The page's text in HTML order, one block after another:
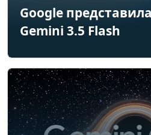
Google
Gemini 3.5 Flash